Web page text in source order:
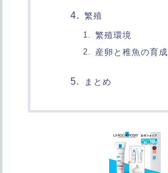
繁殖
繁殖環境
産卵と稚魚の育成
まとめ